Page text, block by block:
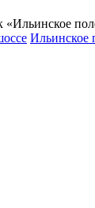
«Ильинское
Ильинское